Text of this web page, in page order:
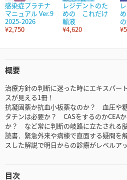
感染症プラチナ
マニュアル Ver.9
2025-2026
¥2,750
レジデントのた
めの これだけ
輸液
¥4,620
概要
治療方針の判断に迷った時にエキスパー
スが見える1冊！
抗凝固薬か抗血小板薬なのか？ 血圧や
タチンは必要か？ CASをするのかCEA
か？ など常に判断の岐路に立たされる
読書．緊急外来や病棟で直面する疑問を
スした解説で明日からの診療がレベルア
目次